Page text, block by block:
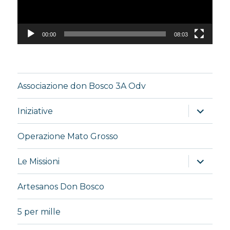
00:00 08:03
Associazione don Bosco 3A Odv
Iniziative
apri
i
menu
Operazione Mato Grosso
Le Missioni
apri
i
menu
Artesanos Don Bosco
5 per mille